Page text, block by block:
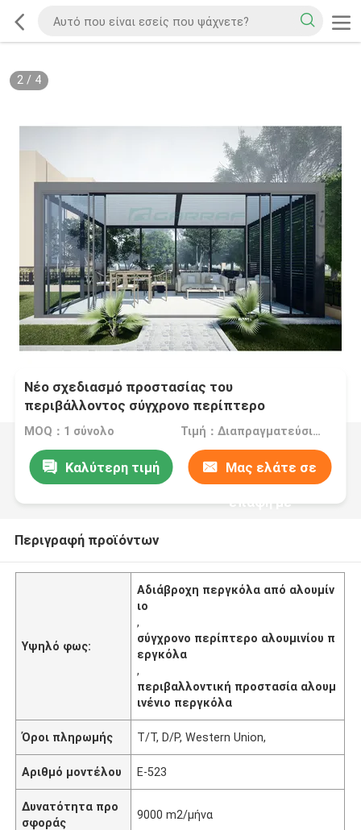
2/ 4
Νέο σχεδιασμό προστασίας του
περιβάλλοντος σύγχρονο περίπτερο
αδιάβροχο αλουμινένιο περγκόλα
MOQ：1 σύνολο Τιμή：Διαπραγματεύσιμα
Καλύτερη τιμή Μας ελάτε σε
επαφή με
Περιγραφή προϊόντων
Υψηλό φως:
Αδιάβροχη περγκόλα από αλουμίν
ιο
,
σύγχρονο περίπτερο αλουμινίου π
εργκόλα
,
περιβαλλοντική προστασία αλουμ
ινένιο περγκόλα
Όροι πληρωμής T/T, D/P, Western Union,
Αριθμό μοντέλου Ε-523
Δυνατότητα προ
σφοράς
9000 m2/μήνα